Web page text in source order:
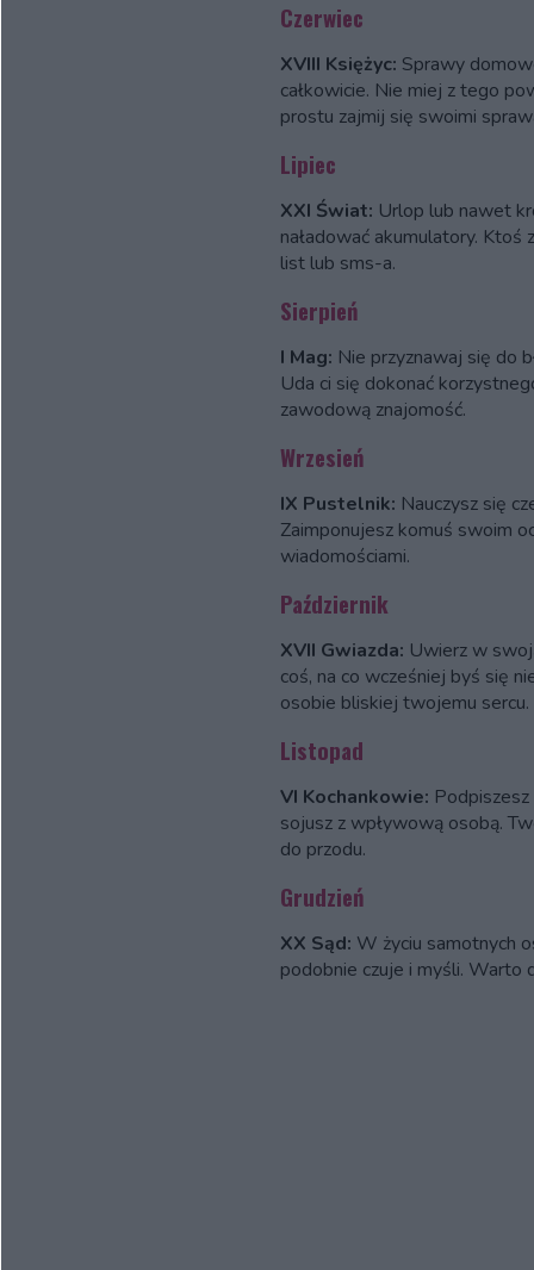
Czerwiec
XVIII Księżyc: Sprawy
całkowicie. Nie miej z tego
prostu zajmij się swoimi
Lipiec
XXI Świat: Urlop lub nawet
naładować akumulatory.
list lub sms-a.
Sierpień
I Mag: Nie przyznawaj się do
Uda ci się dokonać
zawodową znajomość.
Wrzesień
IX Pustelnik: Nauczysz się
Zaimponujesz komuś swoim
wiadomościami.
Październik
XVII Gwiazda: Uwierz w
coś, na co wcześniej byś się
osobie bliskiej twojemu sercu.
Listopad
VI Kochankowie:
sojusz z wpływową osobą.
do przodu.
Grudzień
XX Sąd: W życiu samotnych
podobnie czuje i myśli. Warto